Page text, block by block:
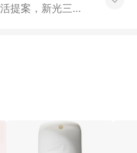
提案，新光三越
們帶來更愉悅美